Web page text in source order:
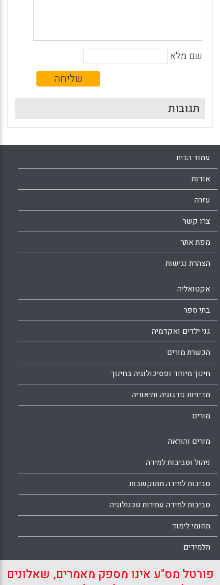
שם מלא
תגובות
עמוד הבית
אודות
עזרה
צרו קשר
מפת אתר
הצהרת נגישות
אקטואליה
בתי ספר
גני ילדים ואקדמיה
הכשרת מורים
חינוך מיוחד ופסיכולוגיה בחינוך
מדיניות פדגוגיה ותיאוריה
מורים
מורים והוראה
ניהול וסביבות למידה
סביבות למידה מתוקשבות
סביבות למידה עתירות טכנולוגיה
תחומי לימוד
תלמידים
פורטל מס"ע אינו מספק מאמרים, שאלונים